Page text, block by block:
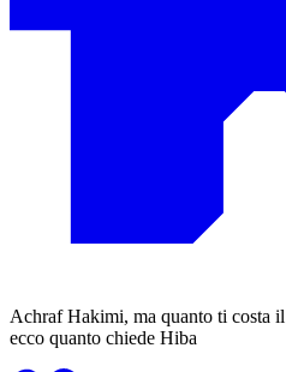
Achraf Hakimi, ma quanto ti costa
ecco quanto chiede Hiba